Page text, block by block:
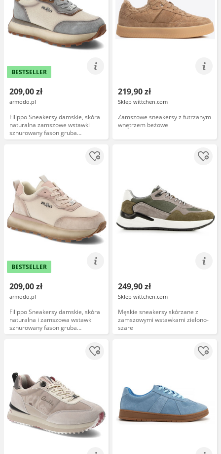
BESTSELLER
209,00 zł
armodo.pl
Filippo Sneakersy damskie, skóra
naturalna zamszowe wstawki
sznurowany fason gruba
amortyzująca podeszwa okrągły
219,90 zł
Sklep wittchen.com
Zamszowe sneakersy z futrzanym
wnętrzem beżowe
BESTSELLER
209,00 zł
armodo.pl
Filippo Sneakersy damskie, skóra
naturalna i zamszowa wstawki
sznurowany fason gruba
amortyzująca podeszwa
249,90 zł
Sklep wittchen.com
Męskie sneakersy skórzane z
zamszowymi wstawkami zielono-
szare